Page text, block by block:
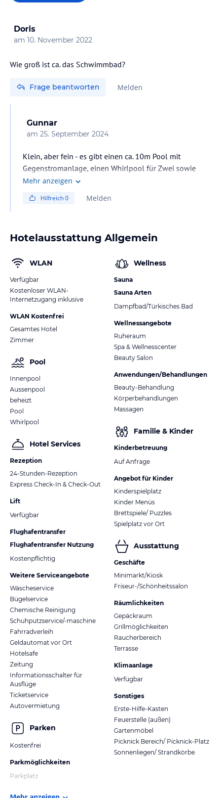
Doris
am 10. November 2022
Wie groß ist ca. das Schwimmbad?
Frage beantworten Melden
Gunnar
am 25. September 2024
Klein, aber fein - es gibt einen ca. 10m Pool mit
Gegenstromanlage, einen Whirlpool für Zwei sowie
Sauna und Dampfbad. Gemütlich.
Mehr anzeigen
Hilfreich0 Melden
Hotelausstattung Allgemein
WLAN
Verfügbar
Kostenloser WLAN-
Internetzugang inklusive
WLAN Kostenfrei
Gesamtes Hotel
Zimmer
Pool
Innenpool
Aussenpool
beheizt
Pool
Whirlpool
Hotel Services
Rezeption
24-Stunden-Rezeption
Express Check-In & Check-Out
Lift
Verfügbar
Flughafentransfer
Flughafentransfer Nutzung
Kostenpflichtig
Weitere Serviceangebote
Wäscheservice
Bügelservice
Chemische Reinigung
Schuhputzservice/-maschine
Fahrradverleih
Geldautomat vor Ort
Hotelsafe
Zeitung
Informationsschalter für
Ausflüge
Ticketservice
Autovermietung
Parken
Kostenfrei
Parkmöglichkeiten
Parkplatz
Wellness
Sauna
Sauna Arten
Dampfbad/Türkisches Bad
Wellnessangebote
Ruheraum
Spa & Wellnesscenter
Beauty Salon
Anwendungen/Behandlungen
Beauty-Behandlung
Körperbehandlungen
Massagen
Familie & Kinder
Kinderbetreuung
Auf Anfrage
Angebot für Kinder
Kinderspielplatz
Kinder Menüs
Brettspiele/ Puzzles
Spielplatz vor Ort
Ausstattung
Geschäfte
Minimarkt/Kiosk
Friseur-/Schönheitssalon
Räumlichkeiten
Gepäckraum
Grillmöglichkeiten
Raucherbereich
Terrasse
Klimaanlage
Verfügbar
Sonstiges
Erste-Hilfe-Kasten
Feuerstelle (außen)
Gartenmöbel
Picknick Bereich/ Picknick-Platz
Sonnenliegen/ Strandkörbe